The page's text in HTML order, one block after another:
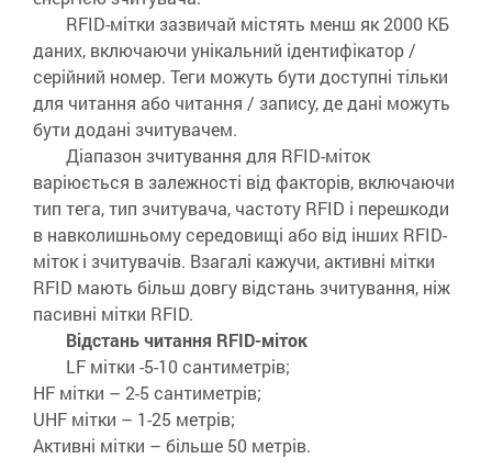
RFID-мітки зазвичай містять менш як 2000 КБ
даних, включаючи унікальний ідентифікатор /
серійний номер. Теги можуть бути доступні тільки
для читання або читання / запису, де дані можуть
бути додані зчитувачем.
Діапазон зчитування для RFID-міток
варіюється в залежності від факторів, включаючи
тип тега, тип зчитувача, частоту RFID і перешкоди
в навколишньому середовищі або від інших RFID-
міток і зчитувачів. Взагалі кажучи, активні мітки
RFID мають більш довгу відстань зчитування, ніж
пасивні мітки RFID.
Відстань читання RFID-міток
LF мітки -5-10 сантиметрів;
HF мітки – 2-5 сантиметрів;
UHF мітки – 1-25 метрів;
Активні мітки – більше 50 метрів.